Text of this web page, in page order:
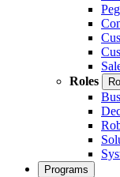
Roles
Programs